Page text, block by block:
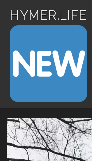
HYMER.LIFE
コ
ン
テ